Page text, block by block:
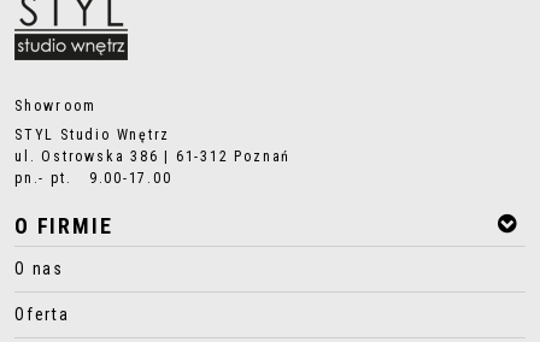
Showroom
STYL Studio Wnętrz
ul. Ostrowska 386 | 61-312 Poznań
pn.- pt. 9.00-17.00
O FIRMIE
O nas
Oferta